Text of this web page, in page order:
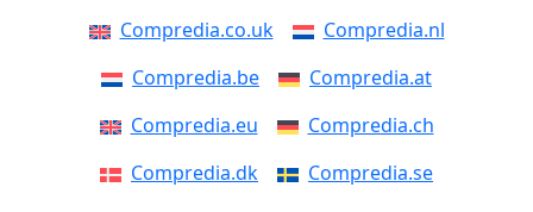
Compredia.co.uk
Compredia.nl
Compredia.be
Compredia.at
Compredia.eu
Compredia.ch
Compredia.dk
Compredia.se